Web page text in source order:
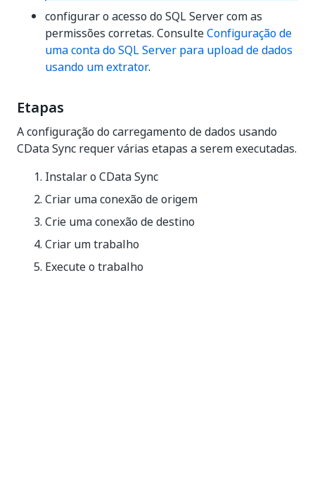
configurar o acesso do SQL Server com as
permissões corretas. ConsulteConfiguração de
uma conta do SQL Server para upload de dados
usando um extrator.
Etapas
A configuração do carregamento de dados usando
CData Sync requer várias etapas a serem executadas.
Instalar o CData Sync
Criar uma conexão de origem
Crie uma conexão de destino
Criar um trabalho
Execute o trabalho